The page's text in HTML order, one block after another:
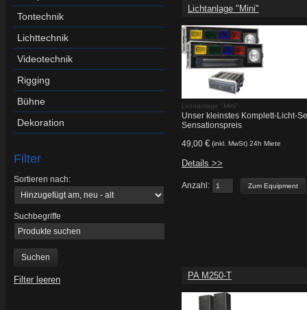
Tontechnik
Lichttechnik
Videotechnik
Rigging
Bühne
Dekoration
Filter
Sortieren nach:
Suchbegriffe
Filter leeren
Lichtanlage "Mini"
Lichtanlage "Mini"
Unser kleinstes Komplett-Licht-
Sensationspreis
49,00 € (inkl. MwSt) 24h Miete
Details >>
Anzahl:
PA M250-T